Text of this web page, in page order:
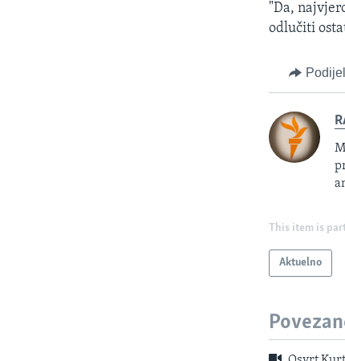
"Da,
odlučiti
This item is
Aktuelno